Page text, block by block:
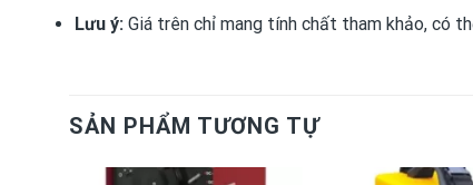
Lưu ý:Giá trên chỉ mang tính chất tham khảo, có
SẢN PHẨM TƯƠNG TỰ